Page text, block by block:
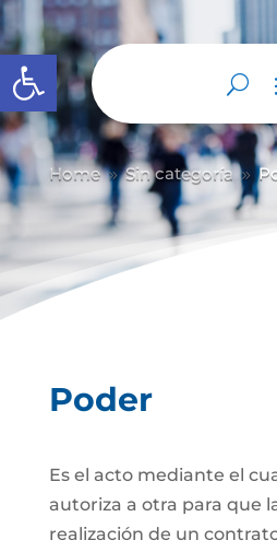
Abrir barra de herramientas
Home 9 Sin categoría 9
Poder
Es el acto mediante el
autoriza a otra para que
realización de un